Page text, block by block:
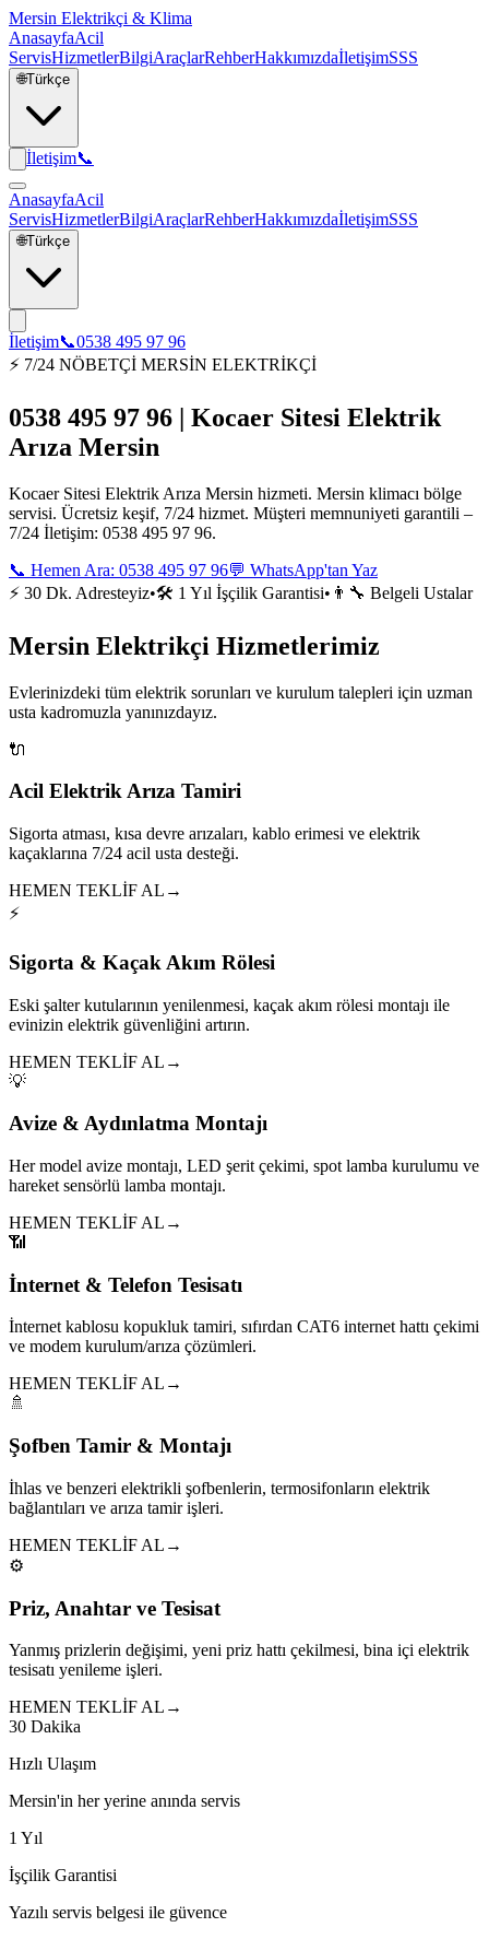
Mersin Elektrikçi & Klima
AnasayfaAcil
ServisHizmetlerBilgiAraçlarRehberHakkımızdaİletişimSSS
🌐Türkçe
İletişim📞
AnasayfaAcil
ServisHizmetlerBilgiAraçlarRehberHakkımızdaİletişimSSS
🌐Türkçe
İletişim📞0538 495 97 96
⚡ 7/24 NÖBETÇİ MERSİN ELEKTRİKÇİ
0538 495 97 96 | Kocaer Sitesi Elektrik
Arıza Mersin
Kocaer Sitesi Elektrik Arıza Mersin hizmeti. Mersin klimacı bölge
servisi. Ücretsiz keşif, 7/24 hizmet. Müşteri memnuniyeti garantili –
7/24 İletişim: 0538 495 97 96.
📞 Hemen Ara: 0538 495 97 96💬 WhatsApp'tan Yaz
⚡ 30 Dk. Adresteyiz•🛠️ 1 Yıl İşçilik Garantisi• 👨‍🔧 Belgeli Ustalar
Mersin Elektrikçi Hizmetlerimiz
Evlerinizdeki tüm elektrik sorunları ve kurulum talepleri için uzman
usta kadromuzla yanınızdayız.
🔌
Acil Elektrik Arıza Tamiri
Sigorta atması, kısa devre arızaları, kablo erimesi ve elektrik
kaçaklarına 7/24 acil usta desteği.
HEMEN TEKLİF AL →
⚡
Sigorta & Kaçak Akım Rölesi
Eski şalter kutularının yenilenmesi, kaçak akım rölesi montajı ile
evinizin elektrik güvenliğini artırın.
HEMEN TEKLİF AL →
💡
Avize & Aydınlatma Montajı
Her model avize montajı, LED şerit çekimi, spot lamba kurulumu ve
hareket sensörlü lamba montajı.
HEMEN TEKLİF AL →
📶
İnternet & Telefon Tesisatı
İnternet kablosu kopukluk tamiri, sıfırdan CAT6 internet hattı çekimi
ve modem kurulum/arıza çözümleri.
HEMEN TEKLİF AL →
🚿
Şofben Tamir & Montajı
İhlas ve benzeri elektrikli şofbenlerin, termosifonların elektrik
bağlantıları ve arıza tamir işleri.
HEMEN TEKLİF AL →
⚙️
Priz, Anahtar ve Tesisat
Yanmış prizlerin değişimi, yeni priz hattı çekilmesi, bina içi elektrik
tesisatı yenileme işleri.
HEMEN TEKLİF AL →
30 Dakika
Hızlı Ulaşım
Mersin'in her yerine anında servis
1 Yıl
İşçilik Garantisi
Yazılı servis belgesi ile güvence